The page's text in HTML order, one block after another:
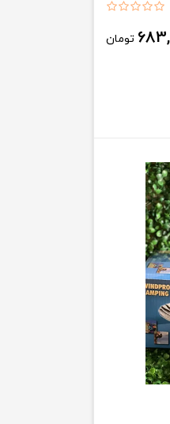
تومان